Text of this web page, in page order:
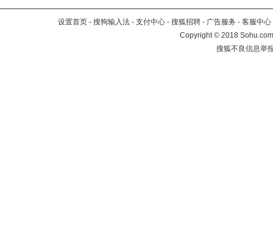
设置首页 - 搜狗输入法 - 支付中心 - 搜狐招聘 - 广告服务 - 客服中心
Copyright©2018
搜狐不良信息举